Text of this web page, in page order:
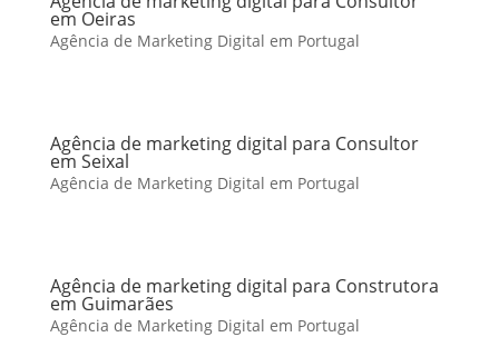
em Oeiras
Agência de Marketing Digital em Portugal
Agência de marketing digital para Consultor
em Seixal
Agência de Marketing Digital em Portugal
Agência de marketing digital para Construtora
em Guimarães
Agência de Marketing Digital em Portugal